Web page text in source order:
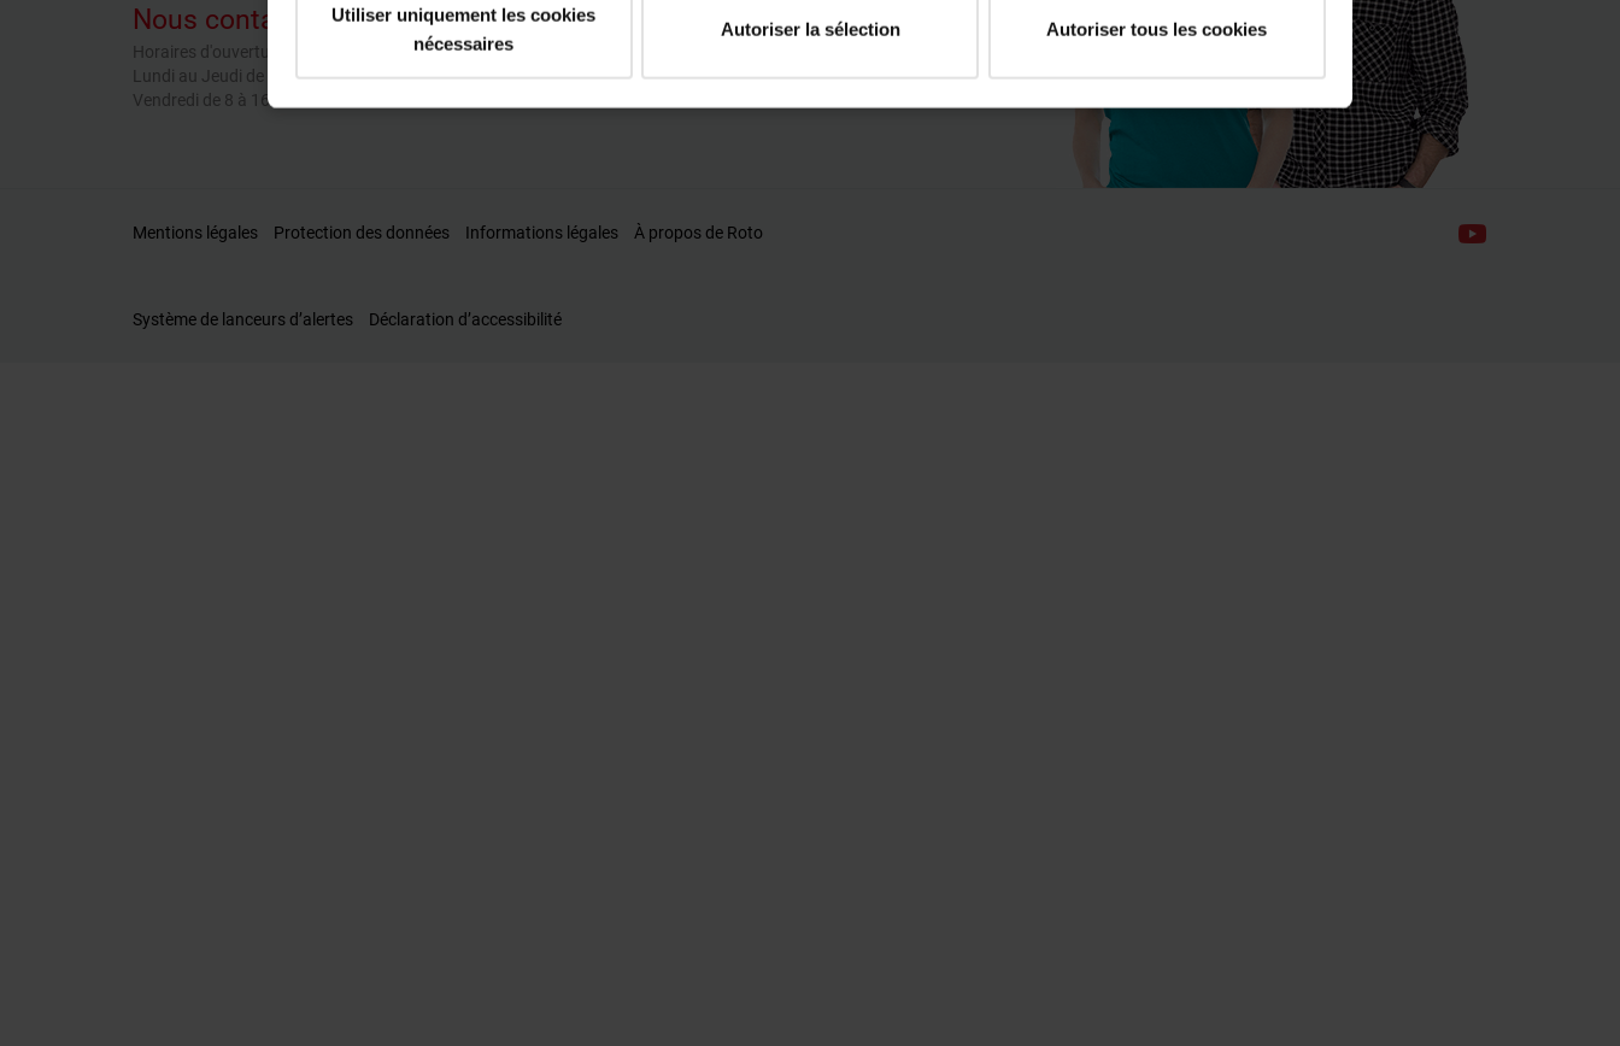
Utiliser uniquement les cookies
nécessaires
Autoriser la sélection Autoriser tous les cookies
Nous contacter par email
Horaires d'ouverture
Lundi au Jeudi de 8 à 17 heure
Vendredi de 8 à 16 heure
Mentions légales Protection des données Informations légales À propos de Roto
Système de lanceurs d’alertes Déclaration d’accessibilité